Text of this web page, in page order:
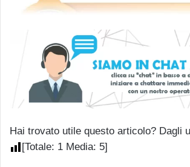
Hai trovato utile questo articolo? Dagli
[Totale: 1 Media: 5]